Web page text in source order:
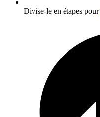
Divise-le en étapes pour